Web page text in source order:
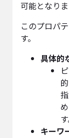
可能となりま
このプロパ
す。
具体的
す
キーワ